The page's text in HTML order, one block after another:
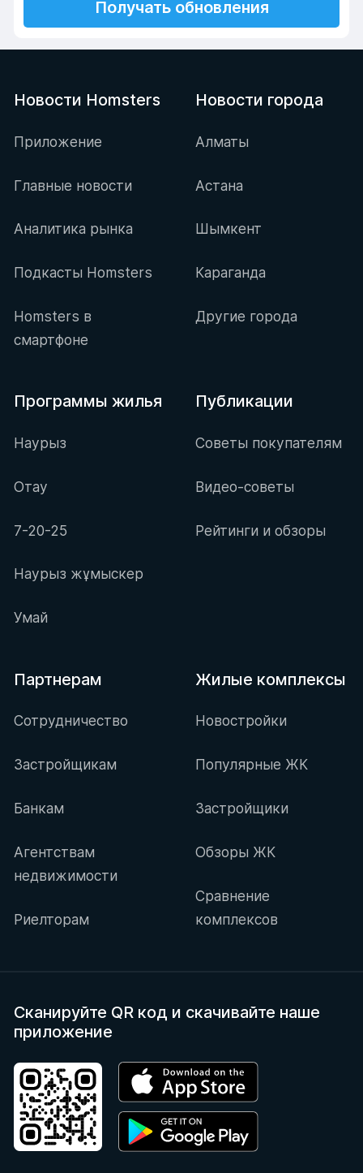
Получать обновления
Новости Homsters
Приложение
Главные новости
Аналитика рынка
Подкасты Homsters
Homsters в
смартфоне
Новости города
Алматы
Астана
Шымкент
Караганда
Другие города
Программы жилья
Наурыз
Отау
7-20-25
Наурыз жұмыскер
Умай
Публикации
Советы покупателям
Видео-советы
Рейтинги и обзоры
Партнерам
Сотрудничество
Застройщикам
Банкам
Агентствам
недвижимости
Риелторам
Жилые комплексы
Новостройки
Популярные ЖК
Застройщики
Обзоры ЖК
Сравнение
комплексов
Сканируйте QR код и скачивайте наше
приложение